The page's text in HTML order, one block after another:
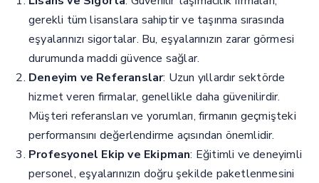
gerekli tüm lisanslara sahiptir ve taşınma sırasında
eşyalarınızı sigortalar. Bu, eşyalarınızın zarar görmesi
durumunda maddi güvence sağlar.
Deneyim ve Referanslar: Uzun yıllardır sektörde
hizmet veren firmalar, genellikle daha güvenilirdir.
Müşteri referansları ve yorumları, firmanın geçmişteki
performansını değerlendirme açısından önemlidir.
Profesyonel Ekip ve Ekipman: Eğitimli ve deneyimli
personel, eşyalarınızın doğru şekilde paketlenmesini